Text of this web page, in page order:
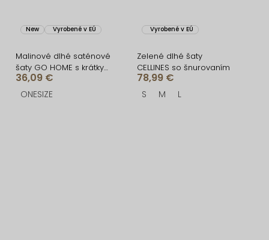
New Vyrobené v EÚ
Malinové dlhé saténové
šaty GO HOME s krátkym
rukávom a rázporkom
36,09 €
ONESIZE
Vyrobené v EÚ
Zelené dlhé šaty
CELLINES so šnurovaním
78,99 €
S M L